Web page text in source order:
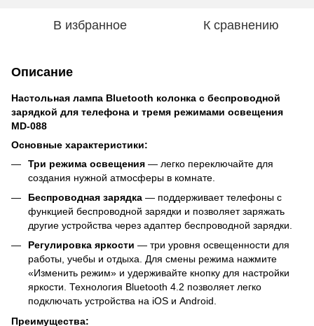
В избранное К сравнению
Описание
Настольная лампа Bluetooth колонка с беспроводной
зарядкой для телефона и тремя режимами освещения
MD-088
Основные характеристики:
Три режима освещения — легко переключайте для
создания нужной атмосферы в комнате.
Беспроводная зарядка — поддерживает телефоны с
функцией беспроводной зарядки и позволяет заряжать
другие устройства через адаптер беспроводной зарядки.
Регулировка яркости — три уровня освещенности для
работы, учебы и отдыха. Для смены режима нажмите
«Изменить режим» и удерживайте кнопку для настройки
яркости. Технология Bluetooth 4.2 позволяет легко
подключать устройства на iOS и Android.
Преимущества: